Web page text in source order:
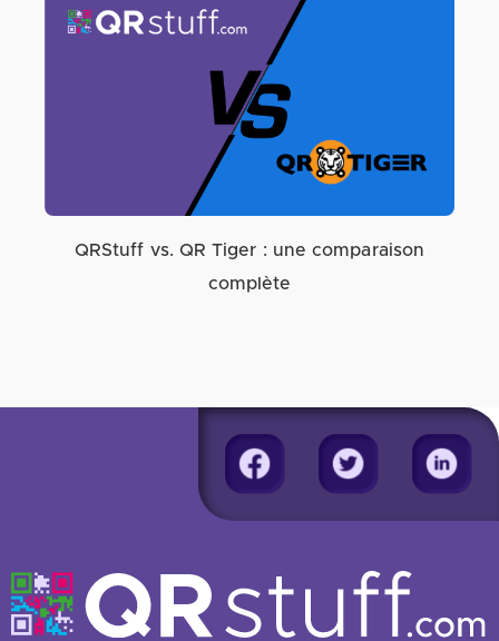
QRStuff vs. QR Tiger : une comparaison
complète